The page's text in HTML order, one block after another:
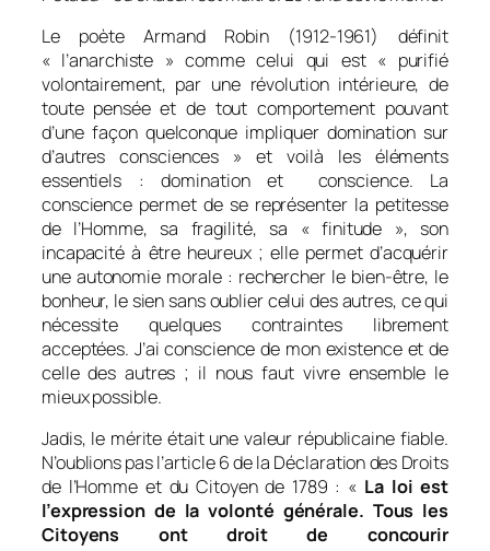
Le poète Armand Robin (1912-1961) définit
« l’anarchiste » comme celui qui est « purifié
volontairement, par une révolution intérieure, de
toute pensée et de tout comportement pouvant
d’une façon quelconque impliquer domination sur
d’autres consciences » et voilà les éléments
essentiels : domination et conscience. La
conscience permet de se représenter la petitesse
de l’Homme, sa fragilité, sa « finitude », son
incapacité à être heureux ; elle permet d’acquérir
une autonomie morale : rechercher le bien-être, le
bonheur, le sien sans oublier celui des autres, ce qui
nécessite quelques contraintes librement
acceptées. J’ai conscience de mon existence et de
celle des autres ; il nous faut vivre ensemble le
mieux possible.
Jadis, le mérite était une valeur républicaine fiable.
N’oublions pas l’article 6 de la Déclaration des Droits
de l’Homme et du Citoyen de 1789 : « La loi est
l’expression de la volonté générale. Tous les
Citoyens ont droit de concourir